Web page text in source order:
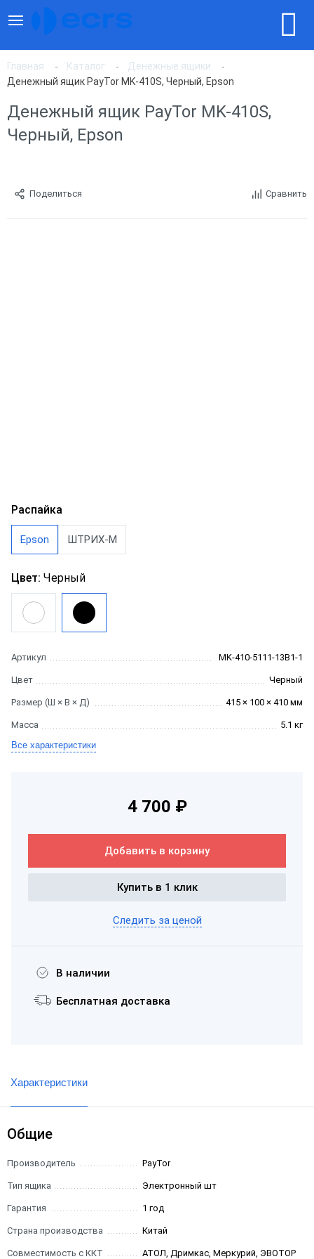
Главная Каталог
Денежные ящики
Денежный ящик PayTor MK-410S, Черный, Epson
Денежный ящик PayTor MK-410S,
Черный, Epson
Поделиться Сравнить
Распайка
Epson ШТРИХ-М
Цвет: Черный
Артикул MK-410-5111-13B1-1
Цвет Черный
Размер (Ш × В × Д) 415 × 100 × 410 мм
Масса
5.1 кг
Все характеристики
4 700 ₽
Добавить в корзину
Купить в 1 клик
Следить за ценой
В наличии
Бесплатная доставка
Характеристики
Общие
Производитель PayTor
Тип ящика Электронный шт
Гарантия 1 год
Страна производства Китай
Совместимость с ККТ АТОЛ, Дримкас, Меркурий, ЭВОТОР